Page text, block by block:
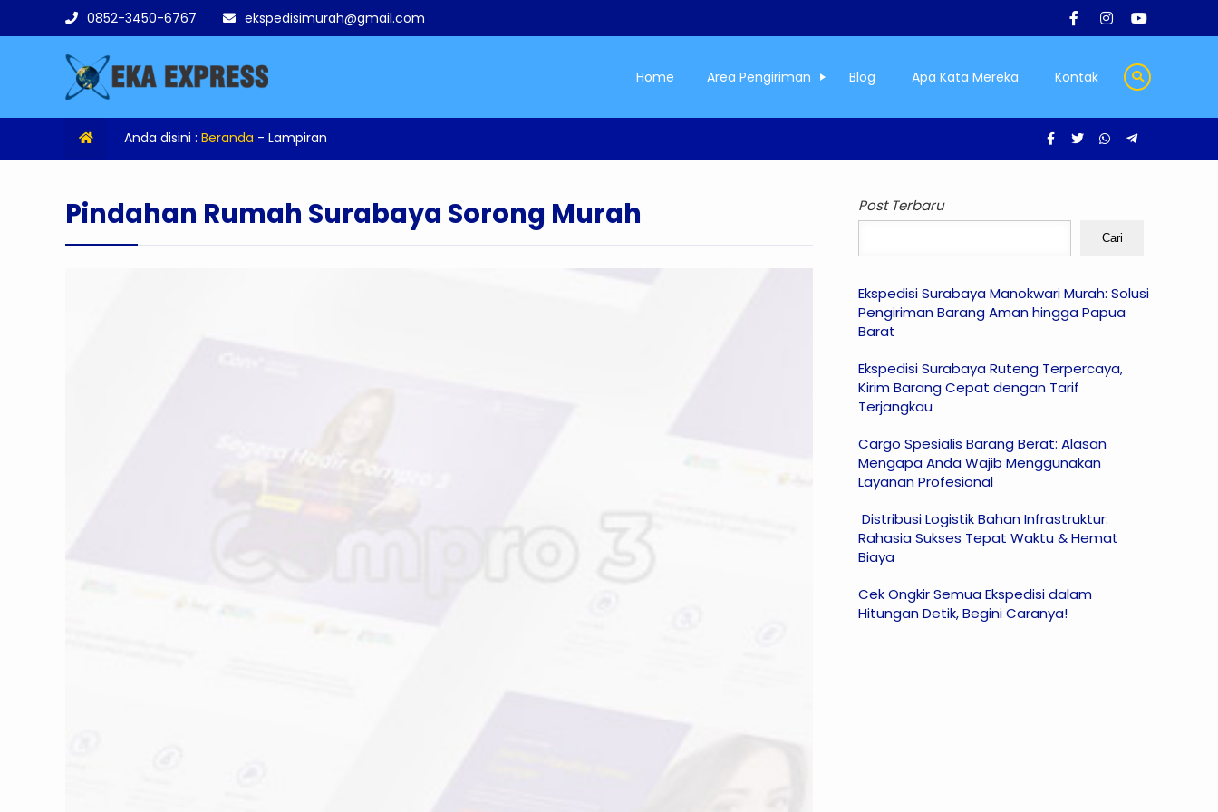
0852-3450-6767 ekspedisimurah@gmail.com
Home Area Pengiriman Blog Apa Kata Mereka Kontak
Anda disini : Beranda - Lampiran
Pindahan Rumah Surabaya Sorong Murah Post Terbaru
Cari
Ekspedisi Surabaya Manokwari Murah: Solusi
Pengiriman Barang Aman hingga Papua
Barat
Ekspedisi Surabaya Ruteng Terpercaya,
Kirim Barang Cepat dengan Tarif
Terjangkau
Cargo Spesialis Barang Berat: Alasan
Mengapa Anda Wajib Menggunakan
Layanan Profesional
Distribusi Logistik Bahan Infrastruktur:
Rahasia Sukses Tepat Waktu & Hemat
Biaya
Cek Ongkir Semua Ekspedisi dalam
Hitungan Detik, Begini Caranya!